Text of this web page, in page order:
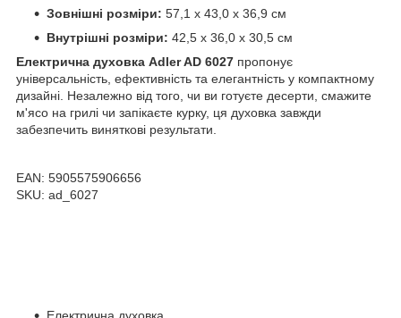
Зовнішні розміри: 57,1 x 43,0 x 36,9 см
Внутрішні розміри: 42,5 x 36,0 x 30,5 см
Електрична духовка Adler AD 6027 пропонує
універсальність, ефективність та елегантність у компактному
дизайні. Незалежно від того, чи ви готуєте десерти, смажите
м'ясо на грилі чи запікаєте курку, ця духовка завжди
забезпечить виняткові результати.
EAN: 5905575906656
SKU: ad_6027
Електрична духовка